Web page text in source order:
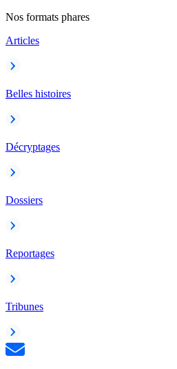
Nos formats phares
Articles
Belles histoires
Décryptages
Dossiers
Reportages
Tribunes